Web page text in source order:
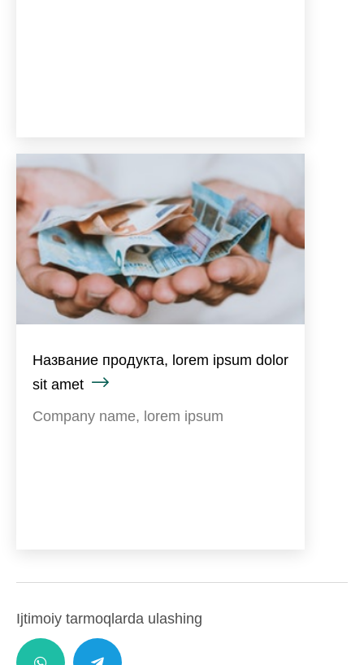
Название продукта, lorem ipsum dolor
sit amet
Company name, lorem ipsum
Ijtimoiy tarmoqlarda ulashing